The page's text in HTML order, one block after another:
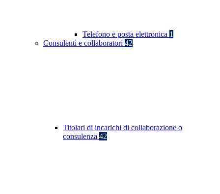
Telefono e posta elettronica 1
Consulenti e collaboratori 42
Titolari di incarichi di collaborazione o
consulenza 42